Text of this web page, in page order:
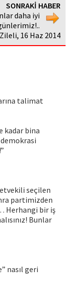
SONRAKİ HABER
daha iyi
16 Haz 2014
talimat
kadar bina
seçilen
partimizden
Herhangi bir iş
Bunlar
nasıl geri